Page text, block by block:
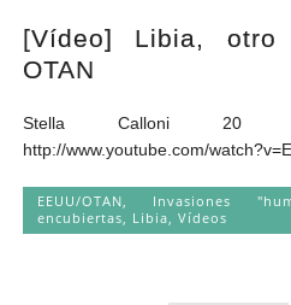
[Vídeo] Libia,
OTAN
Stella Calloni 20
http://www.youtube.com/
EEUU/OTAN
Invasiones
encubiertas
Libia Vídeos